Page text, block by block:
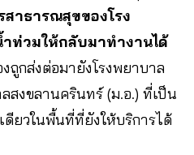
าธารณสุขของโรง
ท่วมให้กลับมาทำงานได้
ถูกส่งต่อมายังโรงพยาบาล
สงขลานครินทร์ (ม.อ.) ที่เป็น
ดียวในพื้นที่ที่ยังให้บริการได้